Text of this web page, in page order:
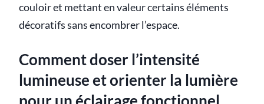
couloir et mettant en valeur certains éléments
décoratifs sans encombrer l’espace.
Comment doser l’intensité
lumineuse et orienter la lumière